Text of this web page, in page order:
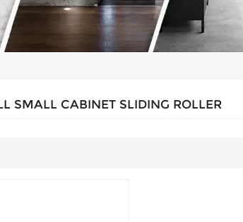
SMALL CABINET SLIDING ROLLER